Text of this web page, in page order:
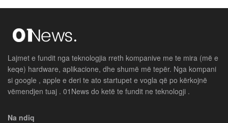
Lajmet e fundit nga teknologjia rreth kompanive me te mira (më e
keqe) hardware, aplikacione, dhe shumë më tepër. Nga kompani
si google , apple e deri te ato startupet e vogla që po kërkojnë
vëmendjen tuaj . 01News do ketë te fundit ne teknologji .
Na ndiq